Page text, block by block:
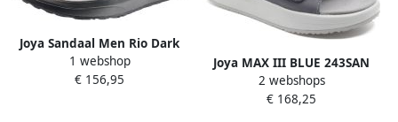
Joya Sandaal Men Rio Dark
Brown
1 webshop
€ 156,95
Joya MAX III BLUE 243SAN
Blauwe heren slippers met
schokdemping in de zool
2 webshops
€ 168,25